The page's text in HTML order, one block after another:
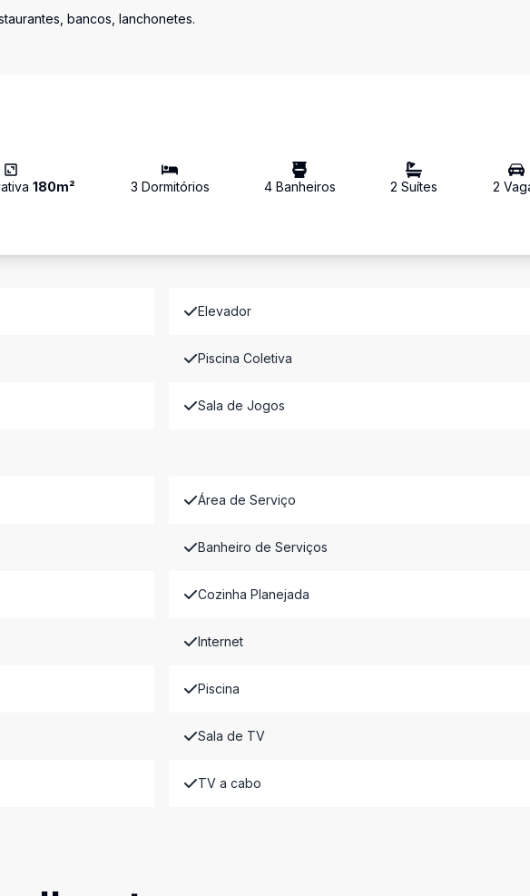
bancos, lanchonetes.
180m² 3 Dormitórios 4Banheiros 2 Suítes 2
Elevador
Piscina Coletiva
Sala de Jogos
Área de Serviço
Banheiro de Serviços
Cozinha Planejada
Internet
Piscina
Sala de TV
TV a cabo